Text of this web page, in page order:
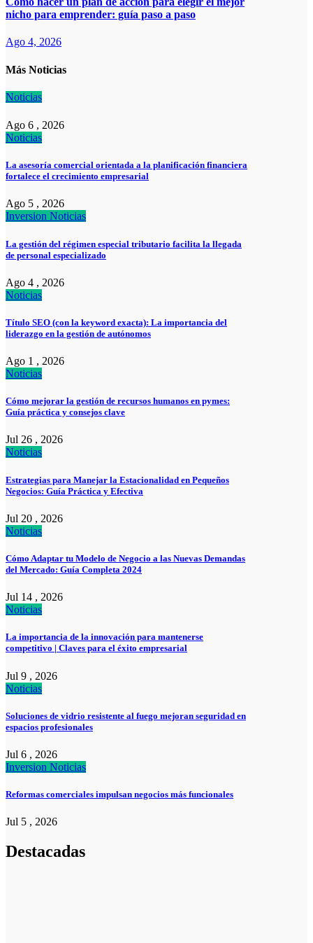
nicho para emprender: guía paso a paso
Ago 4, 2026
Más Noticias
Noticias
Ago 6 , 2026
Noticias
La asesoría comercial orientada a la planificación financiera
fortalece el crecimiento empresarial
Ago 5 , 2026
Inversion Noticias
La gestión del régimen especial tributario facilita la llegada
de personal especializado
Ago 4 , 2026
Noticias
Título SEO (con la keyword exacta): La importancia del
liderazgo en la gestión de autónomos
Ago 1 , 2026
Noticias
Cómo mejorar la gestión de recursos humanos en pymes:
Guía práctica y consejos clave
Jul 26 , 2026
Noticias
Estrategias para Manejar la Estacionalidad en Pequeños
Negocios: Guía Práctica y Efectiva
Jul 20 , 2026
Noticias
Cómo Adaptar tu Modelo de Negocio a las Nuevas Demandas
del Mercado: Guía Completa 2024
Jul 14 , 2026
Noticias
La importancia de la innovación para mantenerse
competitivo | Claves para el éxito empresarial
Jul 9 , 2026
Noticias
Soluciones de vidrio resistente al fuego mejoran seguridad en
espacios profesionales
Jul 6 , 2026
Inversion Noticias
Reformas comerciales impulsan negocios más funcionales
Jul 5 , 2026
Destacadas